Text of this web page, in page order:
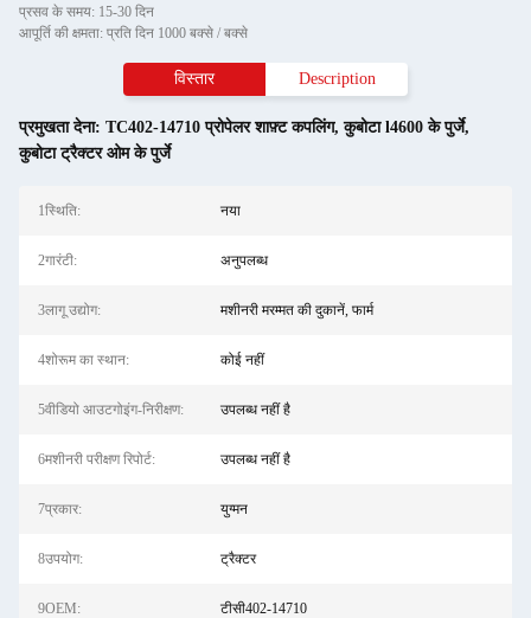
प्रसव के समय: 15-30 दिन
आपूर्ति की क्षमता: प्रति दिन 1000 बक्से / बक्से
विस्तार Description
प्रमुखता देना: TC402-14710 प्रोपेलर शाफ़्ट कपलिंग,कुबोटा l4600 के पुर्जे,
कुबोटा ट्रैक्टर ओम के पुर्जे
1स्थिति: नया
2गारंटी: अनुपलब्ध
3लागू उद्योग: मशीनरी मरम्मत की दुकानें, फार्म
4शोरूम का स्थान: कोई नहीं
5वीडियो आउटगोइंग-निरीक्षण: उपलब्ध नहीं है
6मशीनरी परीक्षण रिपोर्ट: उपलब्ध नहीं है
7प्रकार: युग्मन
8उपयोग: ट्रैक्टर
9OEM: टीसी402-14710